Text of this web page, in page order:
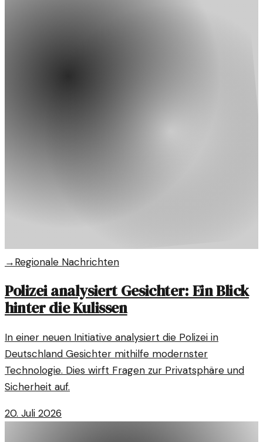
→Regionale Nachrichten
Polizei analysiert Gesichter: Ein Blick
hinter die Kulissen
In einer neuen Initiative analysiert die Polizei in
Deutschland Gesichter mithilfe modernster
Technologie. Dies wirft Fragen zur Privatsphäre und
Sicherheit auf.
20. Juli 2026